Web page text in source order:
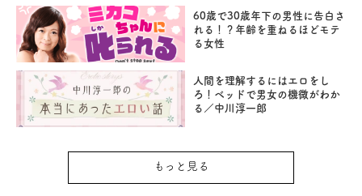
60歳で30歳年下の男性に告白さ
れる！？年齢を重ねるほどモテ
る女性
人間を理解するにはエロをし
ろ！ベッドで男女の機微がわか
る／中川淳一郎
もっと見る